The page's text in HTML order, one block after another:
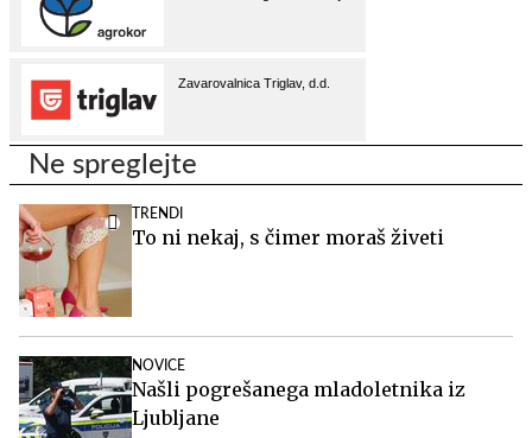
Ne spreglejte
TRENDI
To ni nekaj, s čimer moraš živeti
NOVICE
Našli pogrešanega mladoletnika iz
Ljubljane